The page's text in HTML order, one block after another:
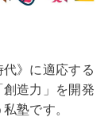
代》に適応する
造力」を開発
塾です。